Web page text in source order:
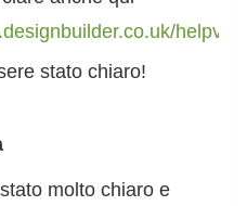
stato chiaro!
molto chiaro e